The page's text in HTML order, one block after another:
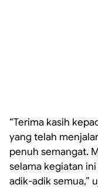
“Terima kasih
yang telah
penuh semangat.
selama kegiatan
adik-adik semua,”